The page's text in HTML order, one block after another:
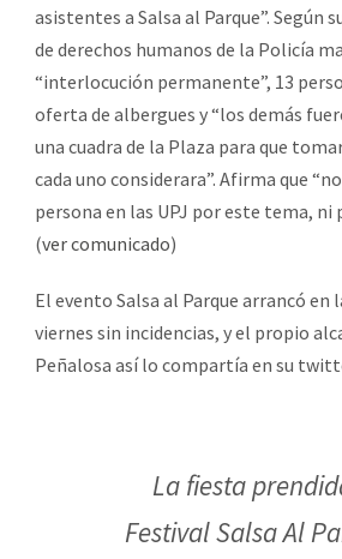
asistentes a Salsa al Parque”. Según
de derechos humanos de la Policía
“interlocución permanente”, 13
oferta de albergues y “los demás
una cuadra de la Plaza para que
cada uno considerara”. Afirma que
persona en las UPJ por este tema, ni
(ver comunicado)
El evento Salsa al Parque arrancó en
viernes sin incidencias, y el propio
Peñalosa así lo compartía en su
La fiesta
Festival Salsa Al